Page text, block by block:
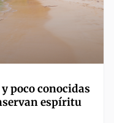
poco conocidas
espíritu